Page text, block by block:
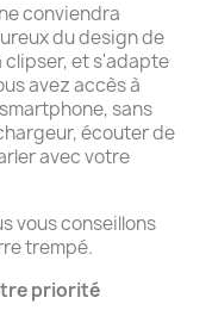
conviendra
du design de
clipser, et s'adapte
avez accès à
sans
écouter de
avec votre
vous conseillons
trempé.
priorité